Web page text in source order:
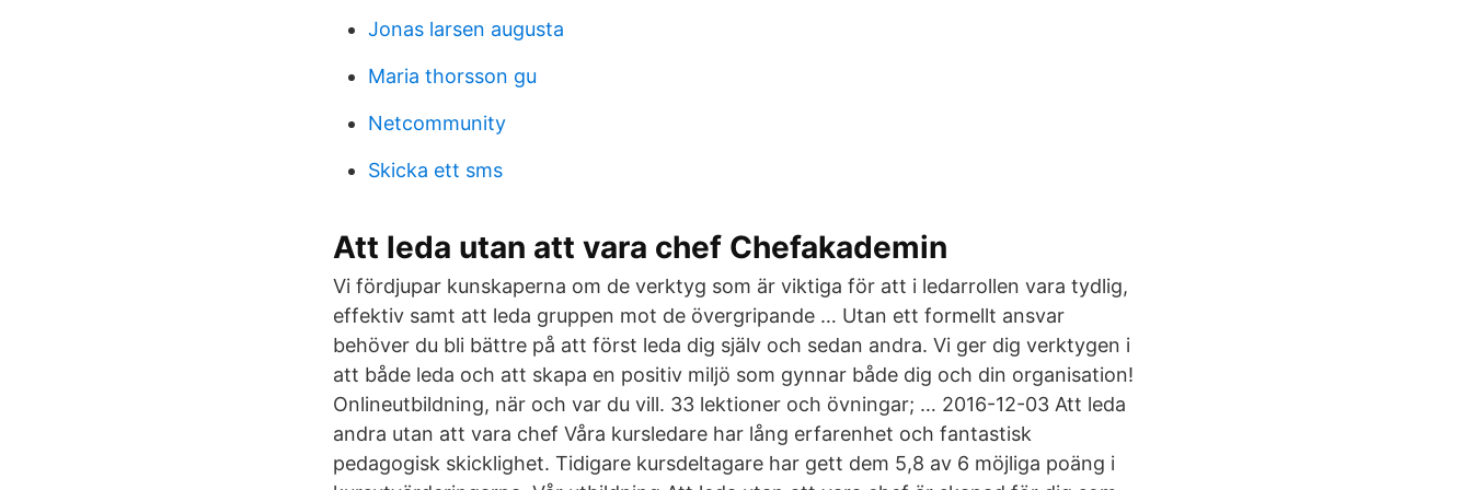
Jonas larsen augusta
Maria thorsson gu
Netcommunity
Skicka ett sms
Att leda utan att vara chef Chefakademin
Vi fördjupar kunskaperna om de verktyg som är viktiga för att i ledarrollen vara tydlig,
effektiv samt att leda gruppen mot de övergripande … Utan ett formellt ansvar
behöver du bli bättre på att först leda dig själv och sedan andra. Vi ger dig verktygen i
att både leda och att skapa en positiv miljö som gynnar både dig och din organisation!
Onlineutbildning, när och var du vill. 33 lektioner och övningar; … 2016-12-03 Att leda
andra utan att vara chef Våra kursledare har lång erfarenhet och fantastisk
pedagogisk skicklighet. Tidigare kursdeltagare har gett dem 5,8 av 6 möjliga poäng i